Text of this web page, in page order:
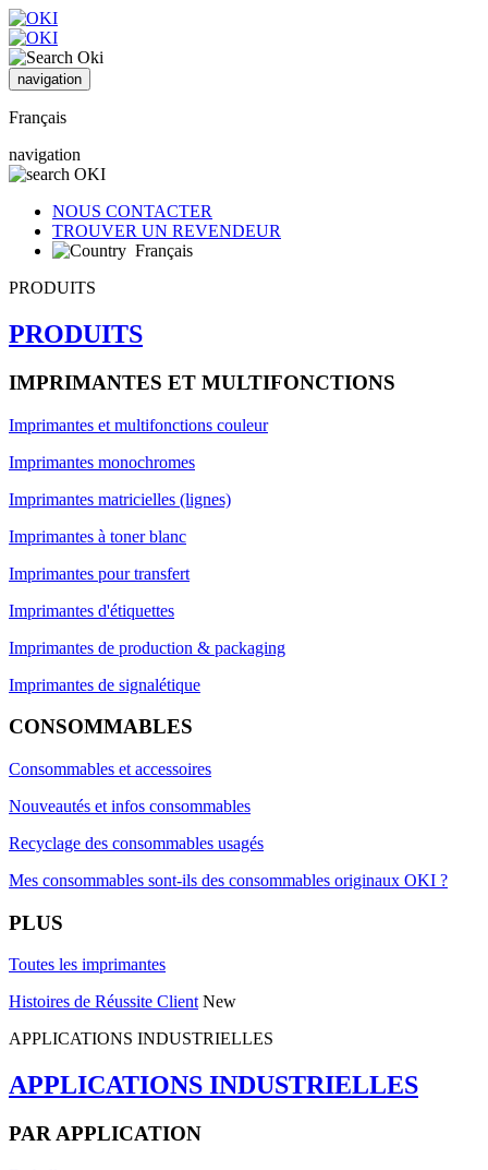
navigation
Français
navigation
NOUS CONTACTER
TROUVER UN REVENDEUR
Français
PRODUITS
PRODUITS
IMPRIMANTES ET MULTIFONCTIONS
Imprimantes et multifonctions couleur
Imprimantes monochromes
Imprimantes matricielles (lignes)
Imprimantes à toner blanc
Imprimantes pour transfert
Imprimantes d'étiquettes
Imprimantes de production & packaging
Imprimantes de signalétique
CONSOMMABLES
Consommables et accessoires
Nouveautés et infos consommables
Recyclage des consommables usagés
Mes consommables sont-ils des consommables originaux OKI ?
PLUS
Toutes les imprimantes
Histoires de Réussite Client New
APPLICATIONS INDUSTRIELLES
APPLICATIONS INDUSTRIELLES
PAR APPLICATION